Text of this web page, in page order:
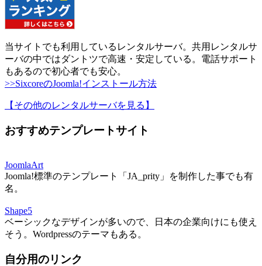
当サイトでも利用しているレンタルサーバ。共用レンタルサ
ーバの中ではダントツで高速・安定している。電話サポート
もあるので初心者でも安心。
>>SixcoreのJoomla!インストール方法
【その他のレンタルサーバを見る 】
おすすめテンプレートサイト
JoomlaArt
Joomla!標準のテンプレート「JA_prity」を制作した事でも有
名。
Shape5
ベーシックなデザインが多いので、日本の企業向けにも使え
そう。Wordpressのテーマもある。
自分用のリンク